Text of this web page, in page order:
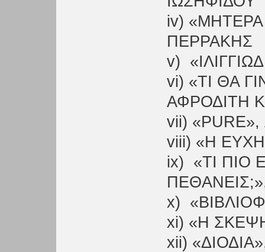
iv)
ΠΕΡΡΑΚΗΣ
v)
vi) «ΤΙ ΘΑ
ΑΦΡΟΔΙΤΗ
vii)
viii) «Η
ix) «ΤΙ ΠΙΟ
x)
xi) «Η
xii)